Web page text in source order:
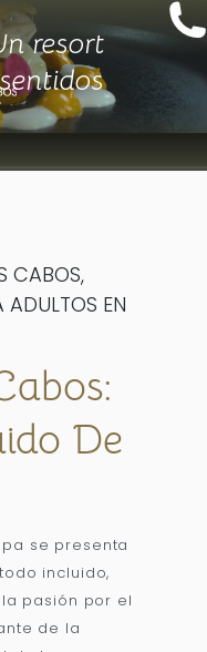
resort
CABOS,
ADULTOS EN
De
se presenta
incluido,
pasión por el
de la